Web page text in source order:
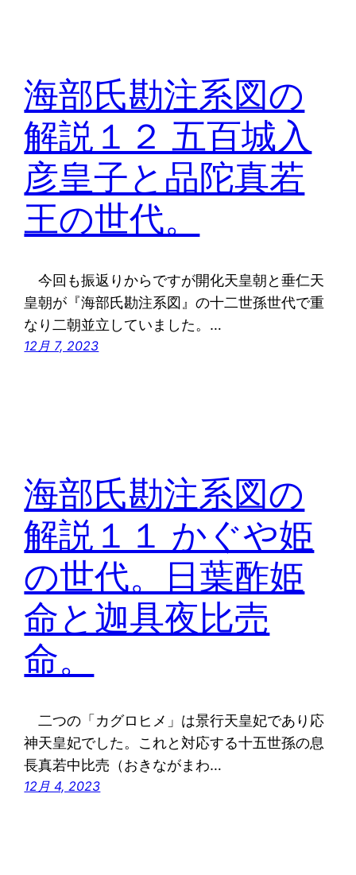
海部氏勘注系図の
解説１２ 五百城入
彦皇子と品陀真若
王の世代。
今回も振返りからですが開化天皇朝と垂仁天
皇朝が『海部氏勘注系図』の十二世孫世代で重
なり二朝並立していました。…
12月 7, 2023
海部氏勘注系図の
解説１１ かぐや姫
の世代。日葉酢姫
命と迦具夜比売
命。
二つの「カグロヒメ」は景行天皇妃であり応
神天皇妃でした。これと対応する十五世孫の息
長真若中比売（おきながまわ…
12月 4, 2023